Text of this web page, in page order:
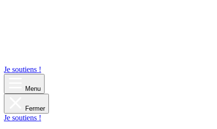
Je soutiens !
Menu
Fermer
Je soutiens !